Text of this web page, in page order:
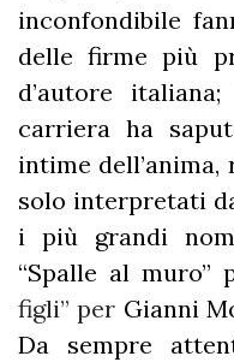
inconfondibile
delle firme più
d’autore
carriera ha
intime
solo interpretati
i più grandi
“Spalle al muro”
figli” per Gianni
Da sempre